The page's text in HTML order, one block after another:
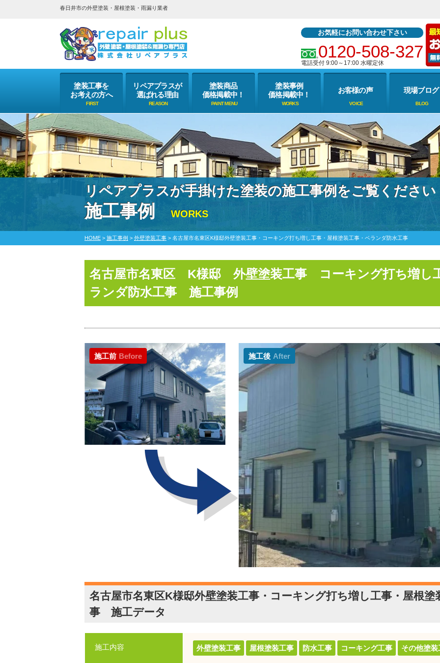
春日井市の外壁塗装・屋根塗装・雨漏り業者
お気軽にお問い合わせ下さい
0120-508-327
電話受付 9:00～17:00 水曜定休
塗装工事を
お考えの方へ
リペアプラスが
選ばれる理由
塗装商品
価格掲載中！
塗装事例
価格掲載中！
お客様の声 現場ブログ
リペアプラスが手掛けた塗装の施工事例をご覧ください
施工事例 WORKS
HOME > 施工事例 > 外壁塗装工事 > 名古屋市名東区K様邸外壁塗装工事・コーキング打ち増し工事・屋根塗装工事・ベランダ防水工事
名古屋市名東区 K様邸 外壁塗装工事 コーキング打ち増
ランダ防水工事 施工事例
施工後 After
施工前 Before
名古屋市名東区K様邸外壁塗装工事・コーキング打ち増し工事・屋根
事 施工データ
施工内容 外壁塗装工事 屋根塗装工事 防水工事 コーキング工事 その他塗装